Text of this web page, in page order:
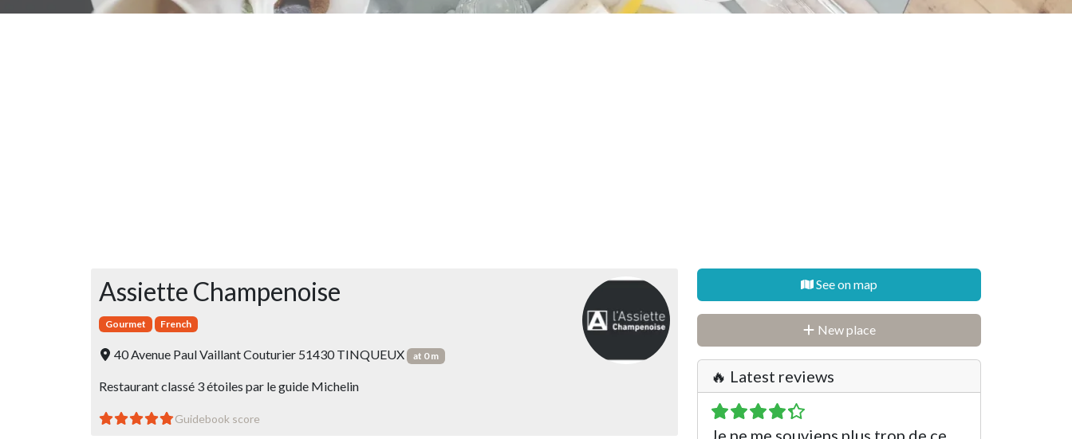
See on map
New place
🔥 Latest reviews
Je ne me souviens plus trop de ce
Assiette Champenoise
Gourmet French
40 Avenue Paul Vaillant Couturier 51430 TINQUEUX at 0 m
Restaurant classé 3 étoiles par le guide Michelin
Guidebook score